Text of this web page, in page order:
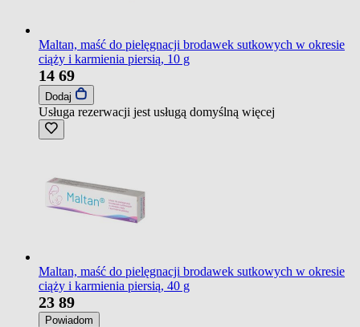
Maltan, maść do pielęgnacji brodawek sutkowych w okresie
ciąży i karmienia piersią, 10 g
14 69
Dodaj
Usługa rezerwacji jest usługą domyślną więcej
Maltan, maść do pielęgnacji brodawek sutkowych w okresie
ciąży i karmienia piersią, 40 g
23 89
Powiadom